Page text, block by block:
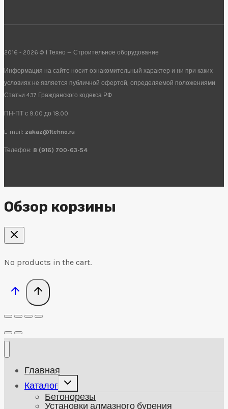
2016 - 2026 © 1 Техно — Строительное оборудование
Информация на сайте носит ознакомительный характер и ни при каких
условиях не является публичной офертой, определяемой положениями
Статьи 437 Гражданского кодекса РФ
ПН-ПТ с 9.00 до 18.00
E-mail: zakaz@1tehno.ru
Телефон: 8 (916) 700-63-54
Обзор корзины
No products in the cart.
Главная
Каталог
Развернуть
дочернее
меню
Бетонорезы
Установки алмазного бурения